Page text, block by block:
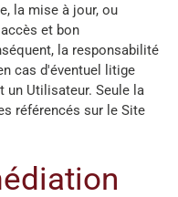
la mise à jour, ou
et bon
la responsabilité
cas d'éventuel litige
un Utilisateur. Seule la
référencés sur le Site